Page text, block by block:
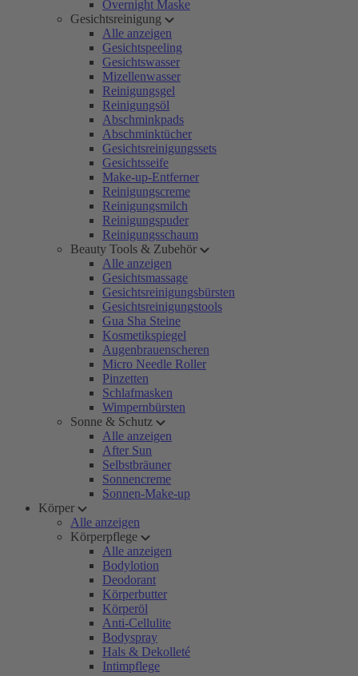
Overnight Maske
Gesichtsreinigung
Alle anzeigen
Gesichtspeeling
Gesichtswasser
Mizellenwasser
Reinigungsgel
Reinigungsöl
Abschminkpads
Abschminktücher
Gesichtsreinigungssets
Gesichtsseife
Make-up-Entferner
Reinigungscreme
Reinigungsmilch
Reinigungspuder
Reinigungsschaum
Beauty Tools & Zubehör
Alle anzeigen
Gesichtsmassage
Gesichtsreinigungsbürsten
Gesichtsreinigungstools
Gua Sha Steine
Kosmetikspiegel
Augenbrauenscheren
Micro Needle Roller
Pinzetten
Schlafmasken
Wimpernbürsten
Sonne & Schutz
Alle anzeigen
After Sun
Selbstbräuner
Sonnencreme
Sonnen-Make-up
Körper
Alle anzeigen
Körperpflege
Alle anzeigen
Bodylotion
Deodorant
Körperbutter
Körperöl
Anti-Cellulite
Bodyspray
Hals & Dekolleté
Intimpflege